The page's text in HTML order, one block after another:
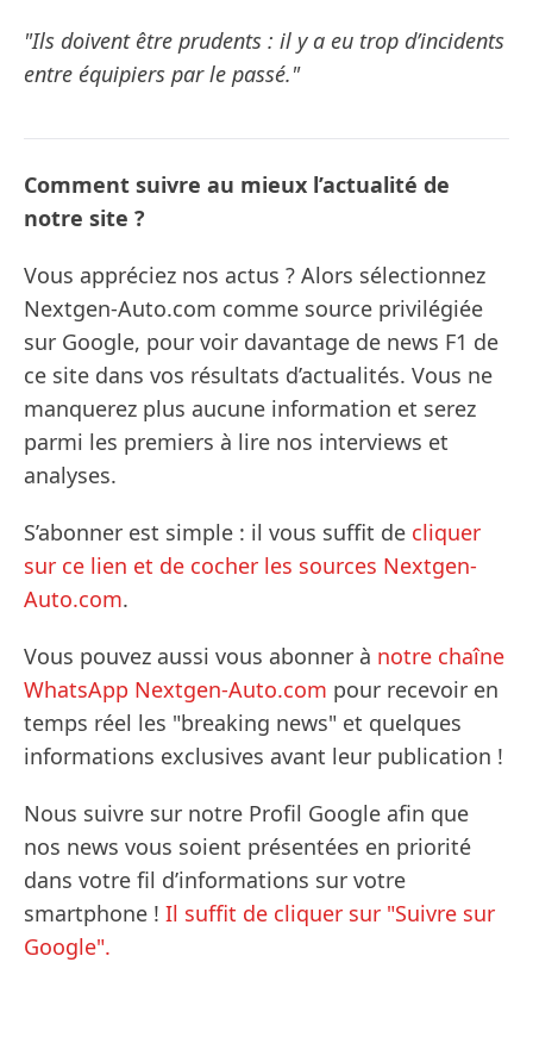
"Ils doivent être prudents : il y a eu trop d’incidents
entre équipiers par le passé."
Comment suivre au mieux l’actualité de
notre site ?
Vous appréciez nos actus ? Alors sélectionnez
Nextgen-Auto.com comme source privilégiée
sur Google, pour voir davantage de news F1 de
ce site dans vos résultats d’actualités. Vous ne
manquerez plus aucune information et serez
parmi les premiers à lire nos interviews et
analyses.
S’abonner est simple : il vous suffit de cliquer
sur ce lien et de cocher les sources Nextgen-
Auto.com.
Vous pouvez aussi vous abonner à notre chaîne
WhatsApp Nextgen-Auto.com pour recevoir en
temps réel les "breaking news" et quelques
informations exclusives avant leur publication !
Nous suivre sur notre Profil Google afin que
nos news vous soient présentées en priorité
dans votre fil d’informations sur votre
smartphone ! Il suffit de cliquer sur "Suivre sur
Google".